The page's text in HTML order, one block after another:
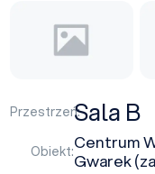
Przestrzeń:Sala B
Obiekt:Centrum
Gwarek